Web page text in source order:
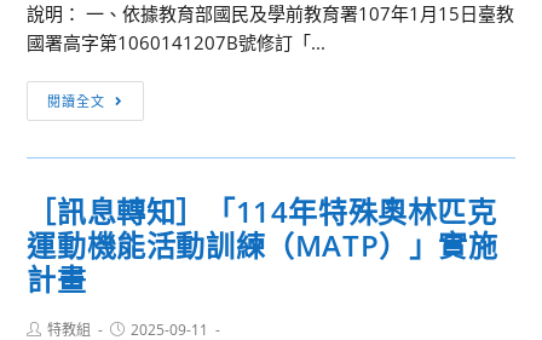
習
活
動
「生
圓
滿
—
育
知
能
「生
涯
與
轉
說明： 一、依據教育部國民及學前教育署107年1月15日臺教
國署高字第1060141207B號修訂「...
閱讀全文
息
轉
「臺
灣
樂
［訊息轉知］「114年特殊奧林匹克
運動機能活動訓練（MATP）」實施
計畫
Post特教組
Post2025-09-11